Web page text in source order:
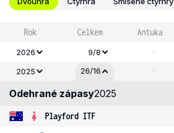
Rok Celkem Antuka
2026 9/8 -
2025
26/16 -
Odehrané zápasy2025
Playford ITF